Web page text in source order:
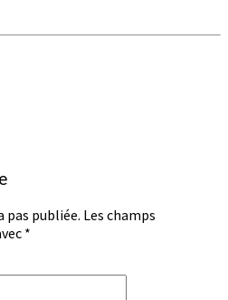
pas publiée. Les champs
*